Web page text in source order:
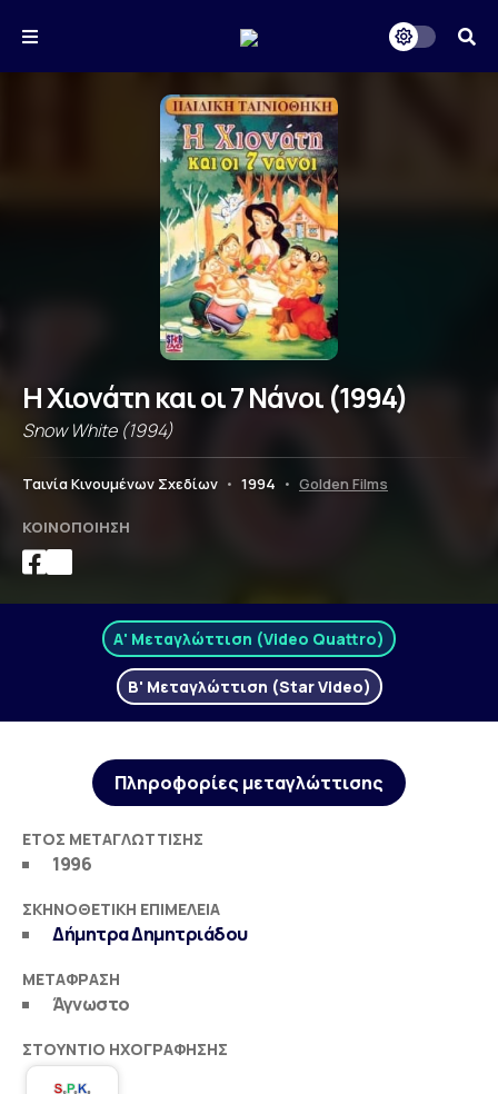
Η Χιονάτη και οι 7 Νάνοι (1994)
Snow White (1994)
Ταινία Κινουμένων Σχεδίων • 1994 • Golden Films
ΚΟΙΝΟΠΟΊΗΣΗ
Α' Μεταγλώττιση (Video Quattro)
Β' Μεταγλώττιση (Star Video)
Πληροφορίες μεταγλώττισης
ΈΤΟΣ ΜΕΤΑΓΛΏΤΤΙΣΗΣ
1996
ΣΚΗΝΟΘΕΤΙΚΉ ΕΠΙΜΈΛΕΙΑ
Δήμητρα Δημητριάδου
ΜΕΤΆΦΡΑΣΗ
Άγνωστο
ΣΤΟΎΝΤΙΟ ΗΧΟΓΡΆΦΗΣΗΣ